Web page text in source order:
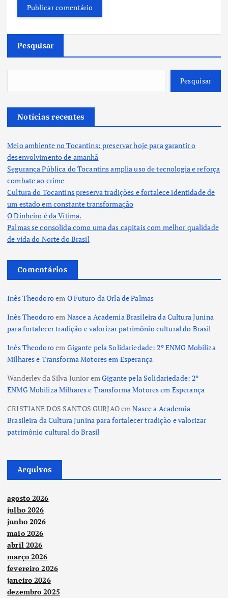
Pesquisar
Pesquisar
Notícias recentes
Meio ambiente no Tocantins: preservar hoje para garantir o
desenvolvimento de amanhã
Segurança Pública do Tocantins amplia uso de tecnologia e reforça
combate ao crime
Cultura do Tocantins preserva tradições e fortalece identidade de
um estado em constante transformação
O Dinheiro é da Vítima.
Palmas se consolida como uma das capitais com melhor qualidade
de vida do Norte do Brasil
Comentários
Inês Theodoroem O Futuro da Orla de Palmas
Inês Theodoroem Nasce a Academia Brasileira da Cultura Junina
para fortalecer tradição e valorizar patrimônio cultural do Brasil
Inês Theodoroem Gigante pela Solidariedade: 2º ENMG Mobiliza
Milhares e Transforma Motores em Esperança
Wanderley da Silva JunioremGigante pela Solidariedade: 2º
ENMG Mobiliza Milhares e Transforma Motores em Esperança
CRISTIANE DOS SANTOS GURJAOemNasce a Academia
Brasileira da Cultura Junina para fortalecer tradição e valorizar
patrimônio cultural do Brasil
Arquivos
agosto 2026
julho 2026
junho 2026
maio 2026
abril 2026
março 2026
fevereiro 2026
janeiro 2026
dezembro 2025